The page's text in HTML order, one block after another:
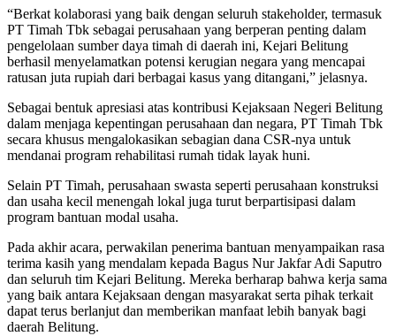
“Berkat kolaborasi yang baik dengan seluruh stakeholder, termasuk
PT Timah Tbk sebagai perusahaan yang berperan penting dalam
pengelolaan sumber daya timah di daerah ini, Kejari Belitung
berhasil menyelamatkan potensi kerugian negara yang mencapai
ratusan juta rupiah dari berbagai kasus yang ditangani,” jelasnya.
Sebagai bentuk apresiasi atas kontribusi Kejaksaan Negeri Belitung
dalam menjaga kepentingan perusahaan dan negara, PT Timah Tbk
secara khusus mengalokasikan sebagian dana CSR-nya untuk
mendanai program rehabilitasi rumah tidak layak huni.
Selain PT Timah, perusahaan swasta seperti perusahaan konstruksi
dan usaha kecil menengah lokal juga turut berpartisipasi dalam
program bantuan modal usaha.
Pada akhir acara, perwakilan penerima bantuan menyampaikan rasa
terima kasih yang mendalam kepada Bagus Nur Jakfar Adi Saputro
dan seluruh tim Kejari Belitung. Mereka berharap bahwa kerja sama
yang baik antara Kejaksaan dengan masyarakat serta pihak terkait
dapat terus berlanjut dan memberikan manfaat lebih banyak bagi
daerah Belitung.